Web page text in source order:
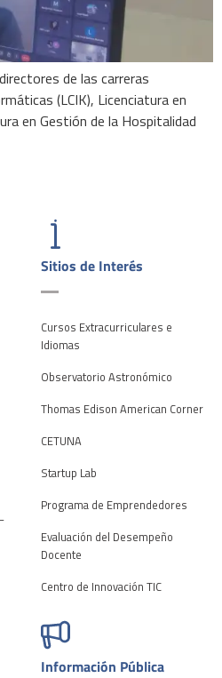
de las carreras
(LCIK), Licenciatura en
en Gestión de la Hospitalidad
Sitios de Interés
Cursos Extracurriculares e
Idiomas
Observatorio Astronómico
Thomas Edison American Corner
CETUNA
Startup Lab
Programa de Emprendedores
Evaluación del Desempeño
Docente
Centro de Innovación TIC
Información Pública